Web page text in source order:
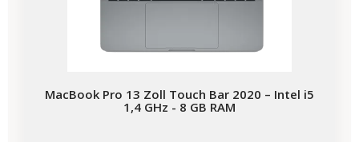
MacBook Pro 13 Zoll Touch Bar 2020 – Intel i5
1,4 GHz - 8 GB RAM